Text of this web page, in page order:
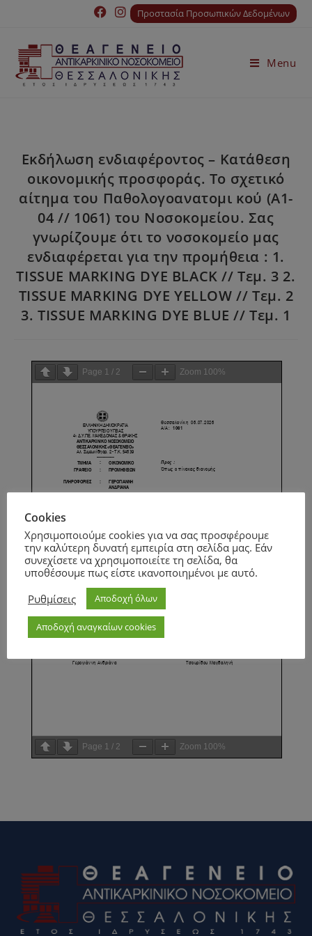
Προστασία Προσωπικών Δεδομένων
Menu
Εκδήλωση ενδιαφέροντος – Κατάθεση
οικονομικής προσφοράς. Το σχετικό
αίτημα του Παθολογοανατομι κού (Α1-
04 // 1061) του Νοσοκομείου. Σας
γνωρίζουμε ότι το νοσοκομείο μας
ενδιαφέρεται για την προμήθεια : 1.
TISSUE MARKING DYE BLACK // Τεμ. 3 2.
TISSUE MARKING DYE YELLOW // Τεμ. 2
3. TISSUE MARKING DYE BLUE // Τεμ. 1
Page 1 / 2 Zoom 100%
Page 1 / 2 Zoom 100%
Cookies
Χρησιμοποιούμε cookies για να σας προσφέρουμε
την καλύτερη δυνατή εμπειρία στη σελίδα μας. Εάν
συνεχίσετε να χρησιμοποιείτε τη σελίδα, θα
υποθέσουμε πως είστε ικανοποιημένοι με αυτό.
Ρυθμίσεις
Αποδοχή όλων
Αποδοχή αναγκαίων cookies